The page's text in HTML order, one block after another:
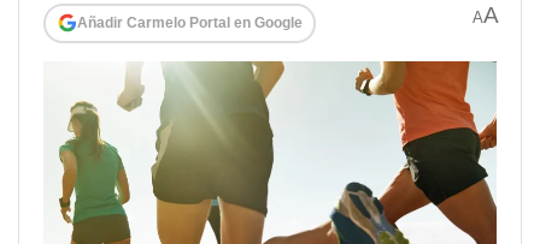
Añadir Carmelo Portal en Google AA